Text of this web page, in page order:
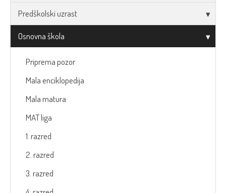
Predškolski uzrast
Osnovna škola
Priprema pozor
Mala enciklopedija
Mala matura
MAT liga
1. razred
2. razred
3. razred